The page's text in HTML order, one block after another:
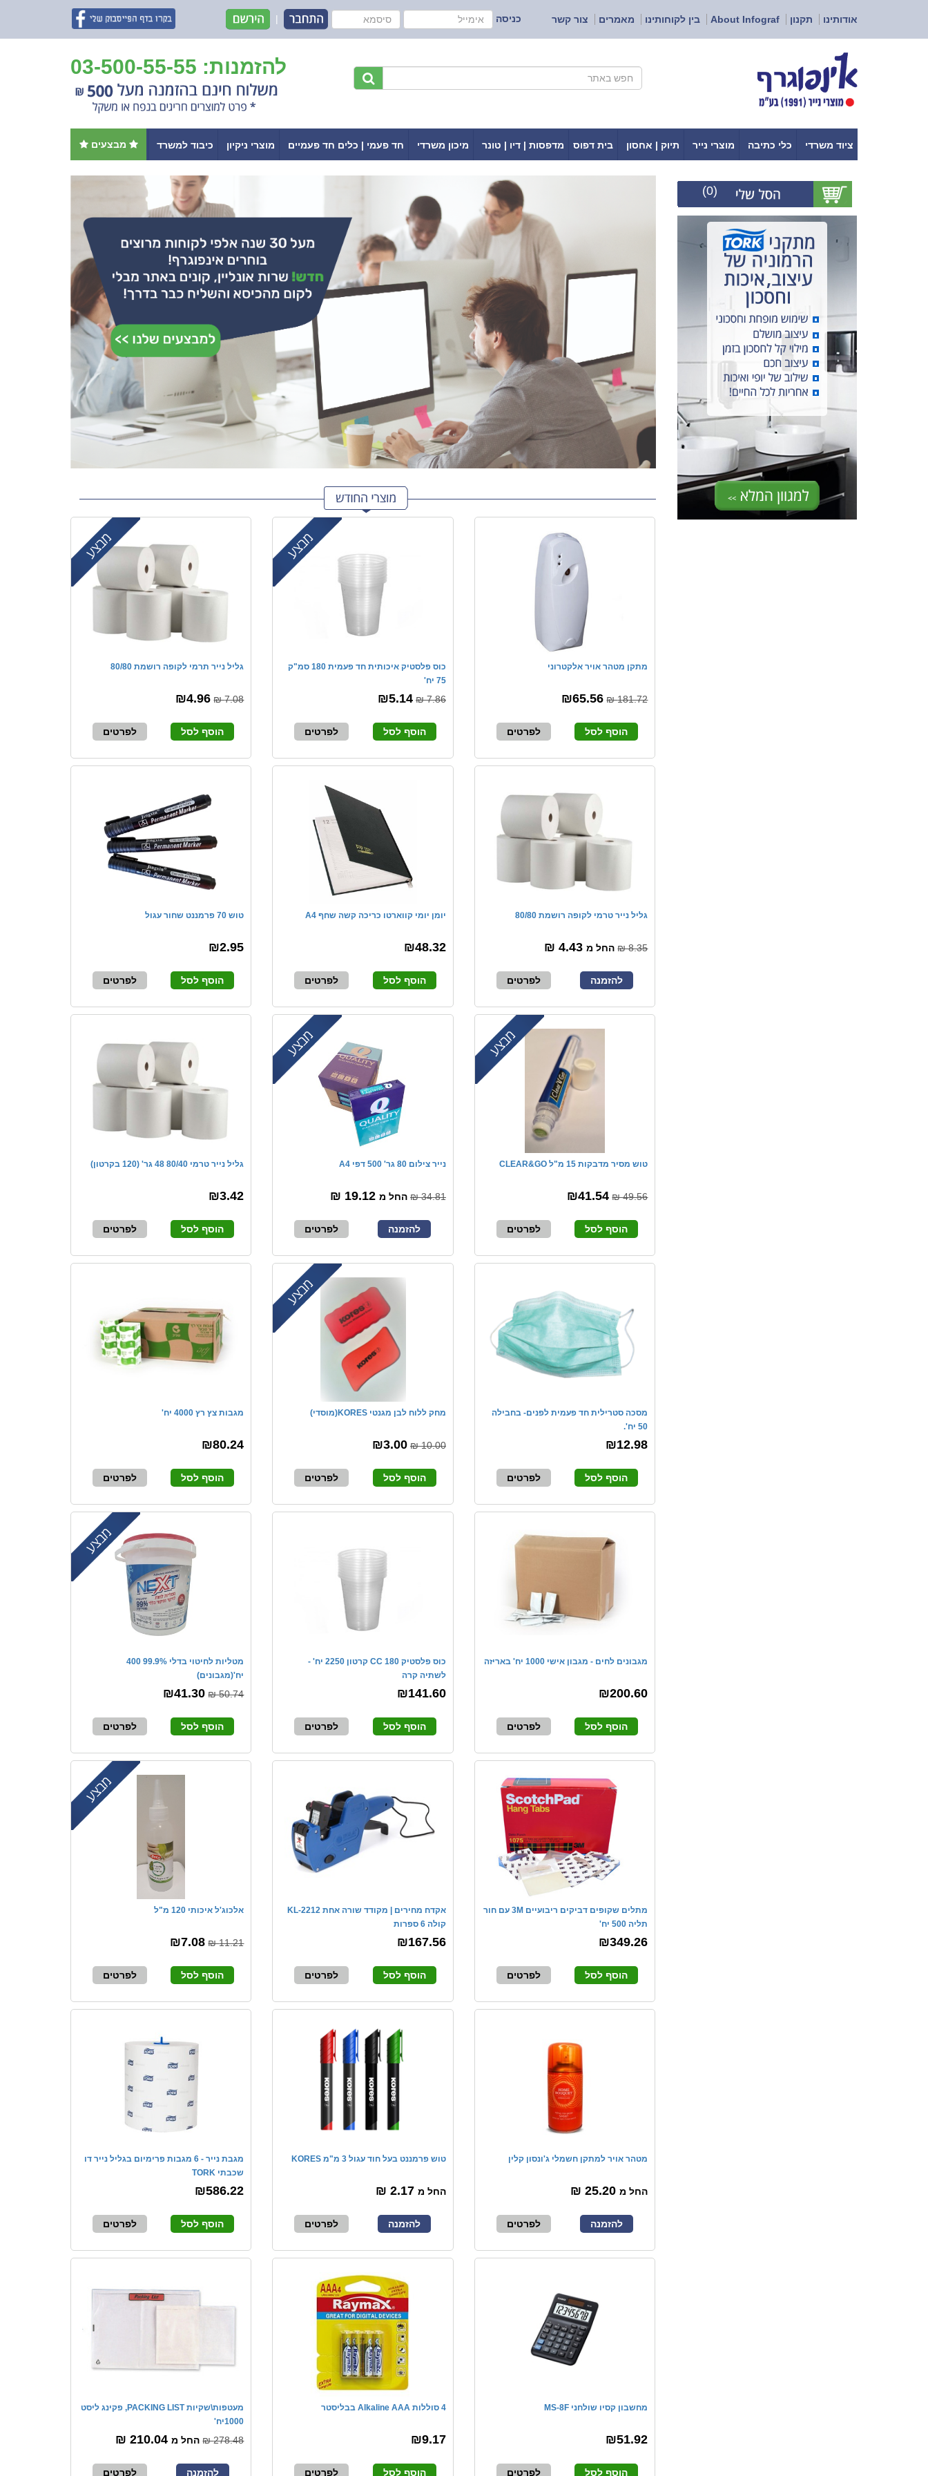
כניסה | אודותינו תקנון About Infograf בין לקוחותינו מאמרים צור קשר
להזמנות: 03-500-55-55
ציוד משרדי כלי כתיבה מוצרי נייר תיוק | אחסון בית דפוס מדפסות | דיו | טונר מיכון משרדי חד פעמי | כלים חד פעמיים מוצרי ניקיון כיבוד למשרד מבצעים
גליל נייר תרמי לקופה רושמת 80/80
7.08 ₪
₪4.96
הוסף לסל לפרטים
כוס פלסטיק איכותית חד פעמית 180 סמ"ק
75 יח'
7.86 ₪
₪5.14
הוסף לסל לפרטים
מתקן מטהר אויר אלקטרוני
181.72 ₪
₪65.56
הוסף לסל לפרטים
טוש 70 פרמננט שחור עגול
₪2.95
הוסף לסל לפרטים
יומן יומי קווארטו כריכה קשה שחף A4
₪48.32
הוסף לסל לפרטים
גליל נייר טרמי לקופה רושמת 80/80
8.35 ₪ החל מ4.43 ₪
להזמנה לפרטים
גליל נייר טרמי 80/40 48 גר' (120 בקרטון)
₪3.42
הוסף לסל לפרטים
נייר צילום 80 גר' 500 דפי A4
34.81 ₪ החל מ 19.12 ₪
להזמנה לפרטים
טוש מסיר מדבקות 15 מ"ל CLEAR&GO
49.56 ₪
₪41.54
הוסף לסל לפרטים
מגבות צץ רץ 4000 יח'
₪80.24
הוסף לסל לפרטים
מחק ללוח לבן מגנטי KORES(מוסדי)
10.00 ₪
₪3.00
הוסף לסל לפרטים
מסכה סטרילית חד פעמית לפנים- בחבילה
50 יח'.
₪12.98
הוסף לסל לפרטים
מטליות לחיטוי בדלי 99.9% 400
יח'(מגבונים)
50.74 ₪
₪41.30
הוסף לסל לפרטים
כוס פלסטיק 180 CC קרטון 2250 יח' -
לשתיה קרה
₪141.60
הוסף לסל לפרטים
מגבונים לחים - מגבון אישי 1000 יח' באריזה
₪200.60
הוסף לסל לפרטים
אלכוג'ל איכותי 120 מ"ל
11.21 ₪
₪7.08
הוסף לסל לפרטים
אקדח מחירים | מקודד שורה אחת KL-2212
קולה 6 ספרות
₪167.56
הוסף לסל לפרטים
מתלים שקופים דביקים ריבועיים 3M עם חור
תליה 500 יח'
₪349.26
הוסף לסל לפרטים
מגבת נייר - 6 מגבות פרימיום בגליל נייר דו
שכבתי TORK
₪586.22
הוסף לסל לפרטים
טוש פרמננט בעל חוד עגול 3 מ"מ KORES
החל מ 2.17 ₪
להזמנה לפרטים
מטהר אויר למתקן חשמלי ג'ונסון קלין
החל מ25.20 ₪
להזמנה לפרטים
מעטפות\שקיות PACKING LIST, פקינג ליסט
1000יח'
278.48 ₪ החל מ210.04 ₪
להזמנה לפרטים
4 סוללות Alkaline AAA בבליסטר
₪9.17
הוסף לסל לפרטים
מחשבון קסיו שולחני MS-8F
₪51.92
הוסף לסל לפרטים
(0)